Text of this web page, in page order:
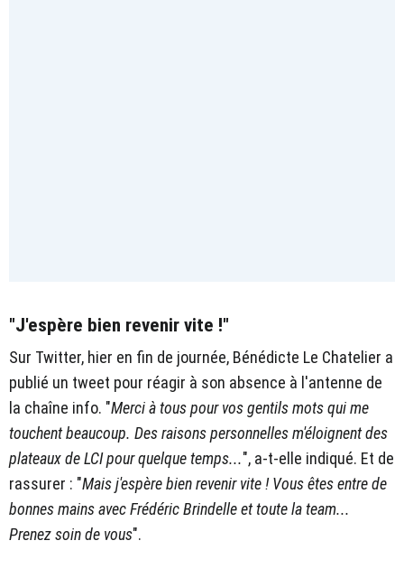
"J'espère bien revenir vite !"
Sur Twitter, hier en fin de journée, Bénédicte Le Chatelier a
publié un tweet pour réagir à son absence à l'antenne de
la chaîne info. "Merci à tous pour vos gentils mots qui me
touchent beaucoup. Des raisons personnelles m'éloignent des
plateaux de LCI pour quelque temps...", a-t-elle indiqué. Et de
rassurer : "Mais j'espère bien revenir vite ! Vous êtes entre de
bonnes mains avec Frédéric Brindelle et toute la team...
Prenez soin de vous".